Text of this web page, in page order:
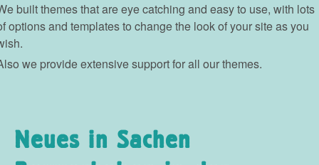
built themes that are eye catching and easy to use, with lots
options and templates to change the look of your site as you
we provide extensive support for all our themes.
Neues in Sachen